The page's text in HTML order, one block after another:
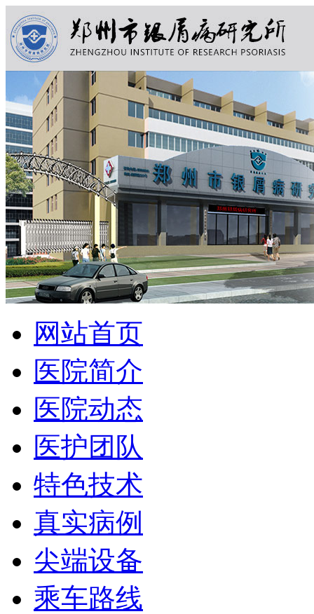
网站首页
医院简介
医院动态
医护团队
特色技术
真实病例
尖端设备
乘车路线